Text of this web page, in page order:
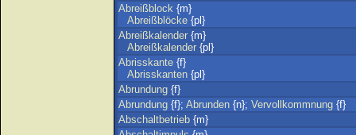
Abreißblock {m}
Abreißblöcke {pl}
Abreißkalender {m}
Abreißkalender {pl}
Abrisskante {f}
Abrisskanten {pl}
Abrundung {f}
Abrundung {f}; Abrunden {n}; Vervollkommnung {f}
Abschaltbetrieb {m}